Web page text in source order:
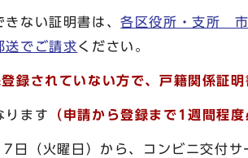
きない証明書は、各区役所・支所
送でご請求ください。
録されていない方で、戸籍関係証
ります （申請から登録まで1週間程度
（火曜日）から、コンビニ交付サ